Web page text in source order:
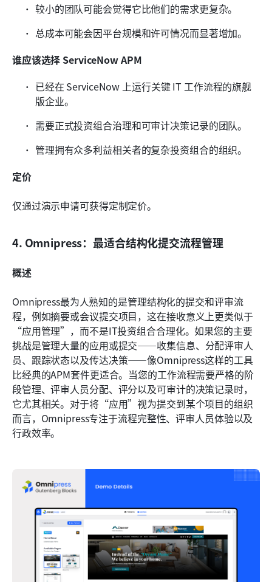
较小的团队可能会觉得它比他们的需求更复杂。
总成本可能会因平台规模和许可情况而显著增加。
谁应该选择 ServiceNow APM
已经在 ServiceNow 上运行关键 IT 工作流程的旗舰
版企业。
需要正式投资组合治理和可审计决策记录的团队。
管理拥有众多利益相关者的复杂投资组合的组织。
定价
仅通过演示申请可获得定制定价。
4. Omnipress：最适合结构化提交流程管理
概述
Omnipress最为人熟知的是管理结构化的提交和评审流
程，例如摘要或会议提交项目，这在接收意义上更类似于
“应用管理”，而不是IT投资组合合理化。如果您的主要
挑战是管理大量的应用或提交——收集信息、分配评审人
员、跟踪状态以及传达决策——像Omnipress这样的工具
比经典的APM套件更适合。当您的工作流程需要严格的阶
段管理、评审人员分配、评分以及可审计的决策记录时，
它尤其相关。对于将“应用”视为提交到某个项目的组织
而言，Omnipress专注于流程完整性、评审人员体验以及
行政效率。